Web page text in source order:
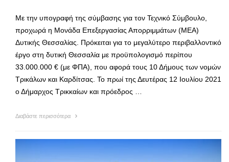
Με την υπογραφή της σύμβασης για τον Τεχνικό Σύμβουλο,
προχωρά η Μονάδα Επεξεργασίας Απορριμμάτων (ΜΕΑ)
Δυτικής Θεσσαλίας. Πρόκειται για το μεγαλύτερο περιβαλλοντικό
έργο στη δυτική Θεσσαλία με προϋπολογισμό περίπου
33.000.000 € (με ΦΠΑ), που αφορά τους 10 Δήμους των νομών
Τρικάλων και Καρδίτσας. Το πρωί της Δευτέρας 12 Ιουλίου 2021
ο Δήμαρχος Τρικκαίων και πρόεδρος …
Διαβάστε περισσότερα